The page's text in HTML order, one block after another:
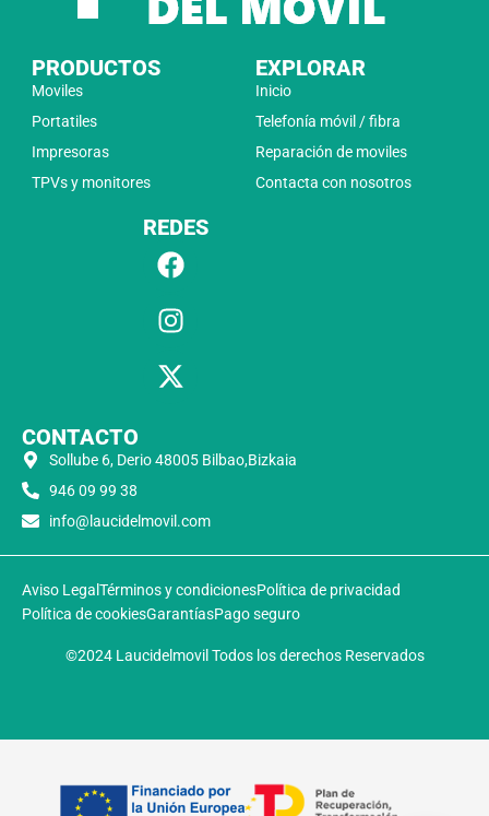
PRODUCTOS
Moviles
Portatiles
Impresoras
TPVs y monitores
EXPLORAR
Inicio
Telefonía móvil / fibra
Reparación de moviles
Contacta con nosotros
REDES
CONTACTO
Sollube 6, Derio 48005 Bilbao,Bizkaia
946 09 99 38
info@laucidelmovil.com
Aviso Legal Términos y condicionesPolítica de privacidad
Política de cookiesGarantíasPago seguro
©2024 Laucidelmovil Todos los derechos Reservados